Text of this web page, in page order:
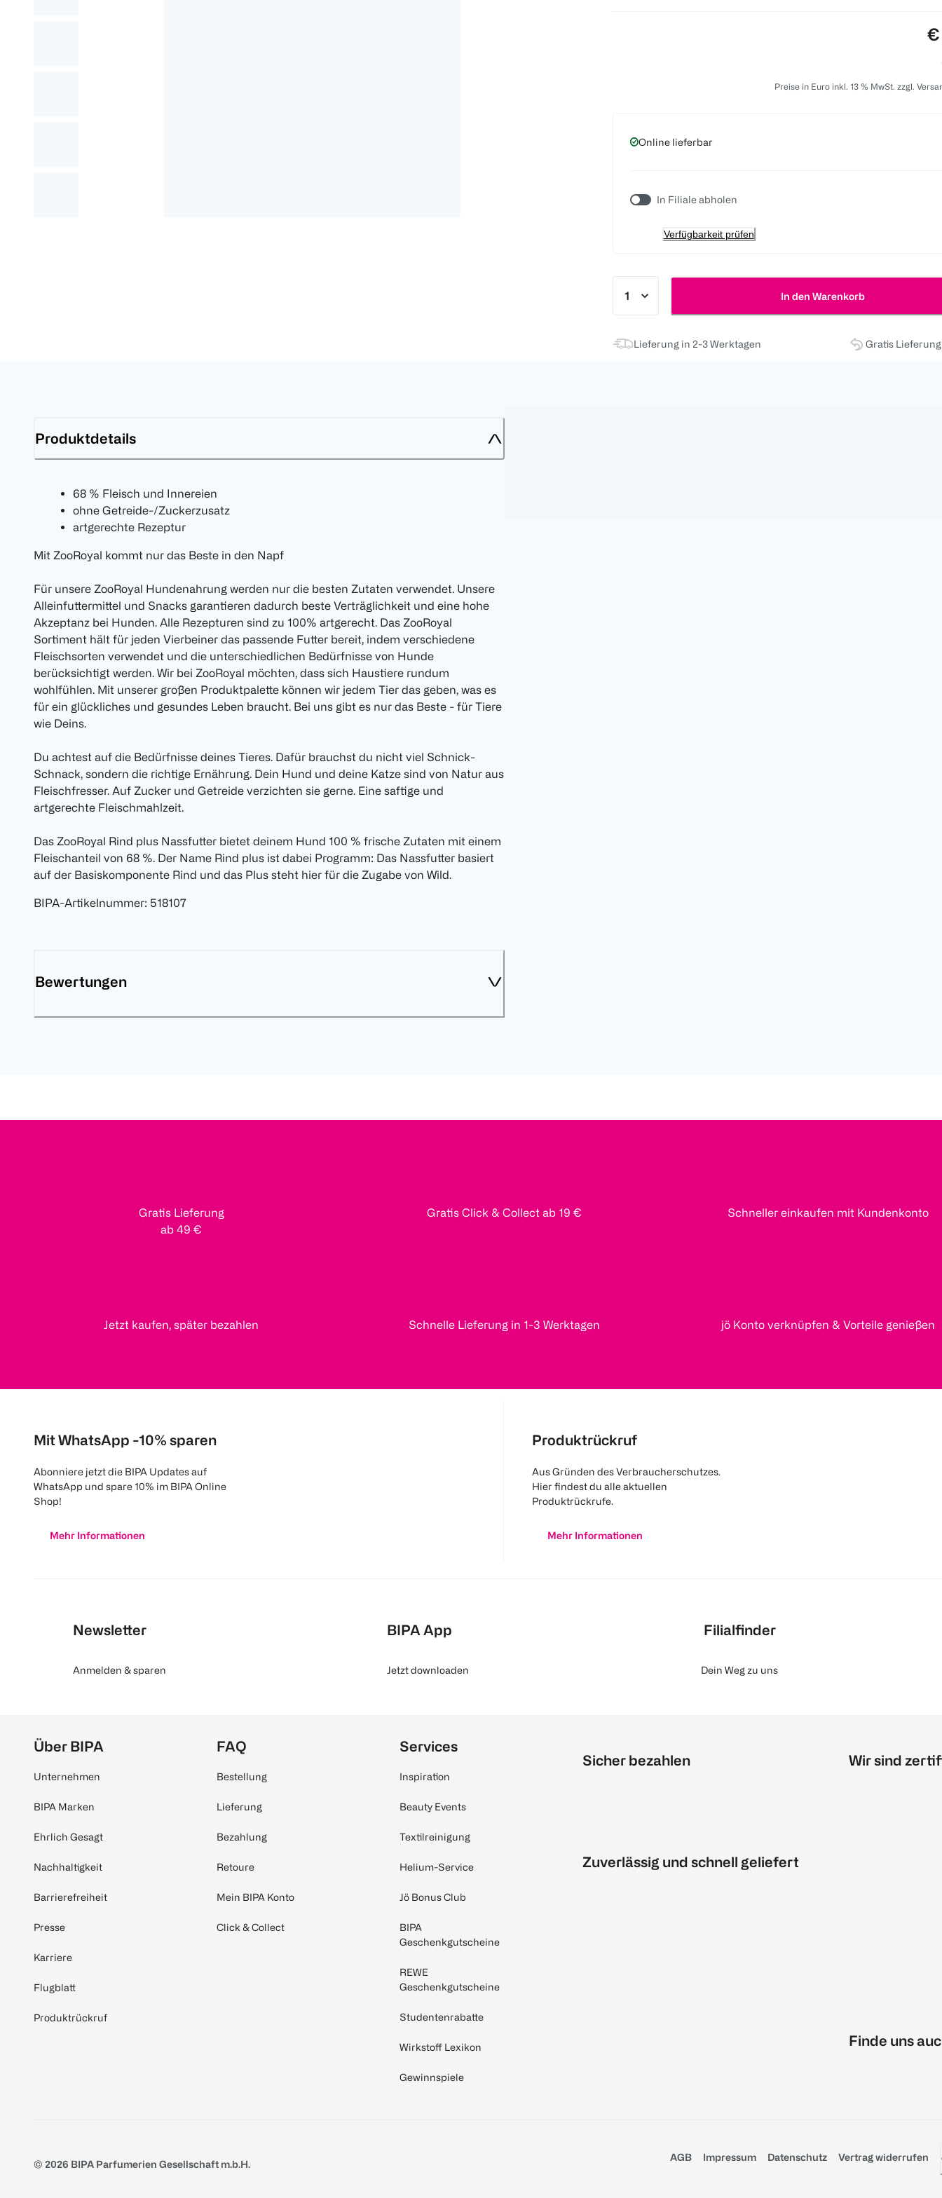
€
Preise in Euro inkl. 13 % MwSt. zzgl.
Online lieferbar
In Filiale abholen
Verfügbarkeit prüfen
In den Warenkorb
Lieferung in 2-3 Werktagen Gratis
Produktdetails
68 % Fleisch und Innereien
ohne Getreide-/Zuckerzusatz
artgerechte Rezeptur
Mit ZooRoyal kommt nur das Beste in den Napf
Für unsere ZooRoyal Hundenahrung werden nur die besten Zutaten verwendet. Unsere
Alleinfuttermittel und Snacks garantieren dadurch beste Verträglichkeit und eine hohe
Akzeptanz bei Hunden. Alle Rezepturen sind zu 100% artgerecht. Das ZooRoyal
Sortiment hält für jeden Vierbeiner das passende Futter bereit, indem verschiedene
Fleischsorten verwendet und die unterschiedlichen Bedürfnisse von Hunde
berücksichtigt werden. Wir bei ZooRoyal möchten, dass sich Haustiere rundum
wohlfühlen. Mit unserer großen Produktpalette können wir jedem Tier das geben, was es
für ein glückliches und gesundes Leben braucht. Bei uns gibt es nur das Beste - für Tiere
wie Deins.
Du achtest auf die Bedürfnisse deines Tieres. Dafür brauchst du nicht viel Schnick-
Schnack, sondern die richtige Ernährung. Dein Hund und deine Katze sind von Natur aus
Fleischfresser. Auf Zucker und Getreide verzichten sie gerne. Eine saftige und
artgerechte Fleischmahlzeit.
Das ZooRoyal Rind plus Nassfutter bietet deinem Hund 100 % frische Zutaten mit einem
Fleischanteil von 68 %. Der Name Rind plus ist dabei Programm: Das Nassfutter basiert
auf der Basiskomponente Rind und das Plus steht hier für die Zugabe von Wild.
BIPA-Artikelnummer: 518107
Bewertungen
Gratis Lieferung
ab 49 €
Gratis Click & Collect ab 19 € Schneller einkaufen mit Kundenkonto
Jetzt kaufen, später bezahlen Schnelle Lieferung in 1-3 Werktagen jö Konto verknüpfen & Vorteile genießen
Mit WhatsApp -10% sparen
Abonniere jetzt die BIPA Updates auf
WhatsApp und spare 10% im BIPA Online
Shop!
Mehr Informationen
Produktrückruf
Aus Gründen des Verbraucherschutzes.
Hier findest du alle aktuellen
Produktrückrufe.
Mehr Informationen
Newsletter
Anmelden & sparen
BIPA App
Jetzt downloaden
Filialfinder
Dein Weg zu uns
Über BIPA
Unternehmen
BIPA Marken
Ehrlich Gesagt
Nachhaltigkeit
Barrierefreiheit
Presse
Karriere
Flugblatt
Produktrückruf
FAQ
Bestellung
Lieferung
Bezahlung
Retoure
Mein BIPA Konto
Click & Collect
Services
Inspiration
Beauty Events
Textilreinigung
Helium-Service
Jö Bonus Club
BIPA
Geschenkgutscheine
REWE
Geschenkgutscheine
Studentenrabatte
Wirkstoff Lexikon
Gewinnspiele
Sicher bezahlen
Zuverlässig und schnell geliefert
Wir sind
Finde uns
© 2026 BIPA Parfumerien Gesellschaft m.b.H.
AGB Impressum Datenschutz Vertrag widerrufen